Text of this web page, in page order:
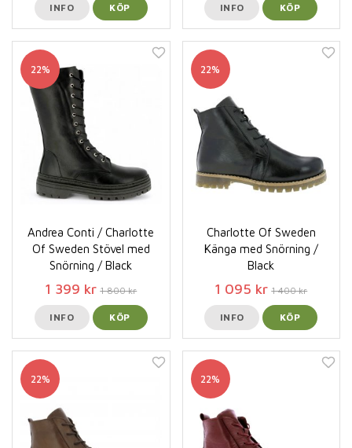
INFO KÖP INFO KÖP
22%
Andrea Conti / Charlotte
Of Sweden Stövel med
Snörning / Black
1 399 kr 1 800 kr
INFO KÖP
22%
Charlotte Of Sweden
Känga med Snörning /
Black
1 095 kr 1 400 kr
INFO KÖP
22% 22%